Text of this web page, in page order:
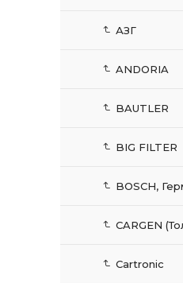
АЗГ
ANDORIA
BAUTLER
BIG FILTER
BOSCH,
CARGEN
Cartronic